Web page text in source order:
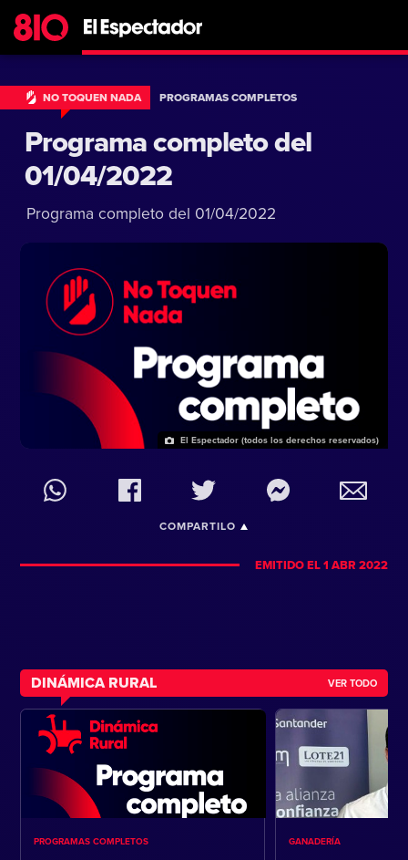
NO TOQUEN NADA PROGRAMAS COMPLETOS
Programa completo del
01/04/2022
Programa completo del 01/04/2022
El Espectador (todos los derechos reservados)
COMPARTILO
EMITIDO EL 1 ABR 2022
DINÁMICA RURAL VER TODO
PROGRAMAS COMPLETOS GANADERÍA